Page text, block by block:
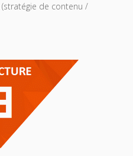
(stratégie de contenu /